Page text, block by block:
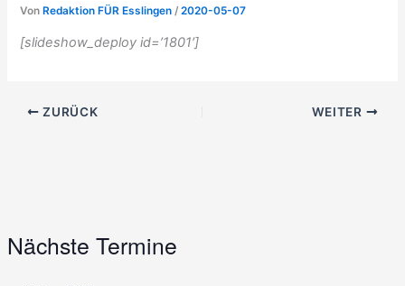
Von Redaktion FÜR Esslingen/2020-05-07
[slideshow_deploy id=’1801′]
ZURÜCK WEITER
Nächste Termine